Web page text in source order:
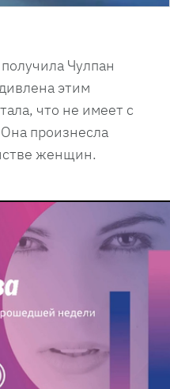
Чулпан
этим
что не имеет с
произнесла
женщин.